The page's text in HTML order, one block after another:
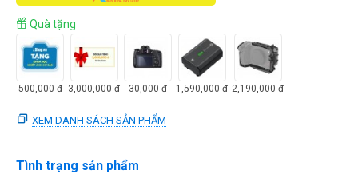
Quà tặng
500,000 đ 3,000,000 đ 30,000 đ 1,590,000 đ 2,190,000 đ
XEM DANH SÁCH SẢN PHẨM
Tình trạng sản phẩm